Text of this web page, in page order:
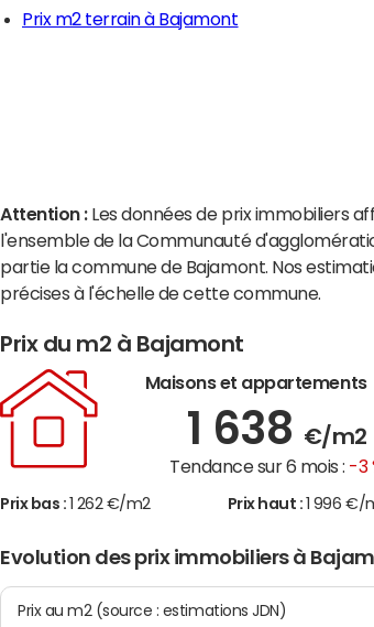
Prix m2 terrain à Bajamont
Attention : Les données de prix immobiliers
l'ensemble de la Communauté
partie la commune de Bajamont. Nos
précises à l'échelle de cette commune.
Prix du m2 à Bajamont
Maisons et appartements
1 638 €/m2
Tendance sur 6 mois : -3
Prix bas : 1 262 €/m2 Prix haut : 1 996 €/
Evolution des prix immobiliers à
Prix au m2 (source : estimations JDN)